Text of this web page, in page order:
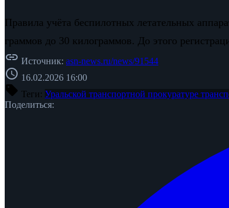
Правила учёта беспилотных летательных
граммов до 30 килограммов. До этого
link Источник: asn-news.ru/news/91544
schedule 16.02.2026 16:00
sell Теги: Уральской транспортной прокуратуре
Поделиться: